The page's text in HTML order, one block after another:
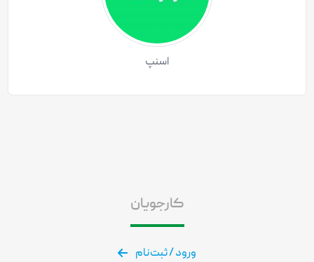
اسنپ
کارجویان
ورود / ثبت‌نام